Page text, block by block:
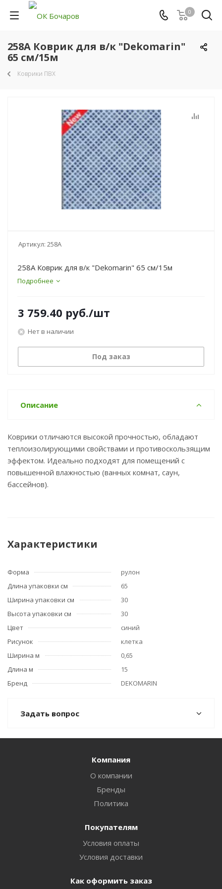
0
258A Коврик для в/к "Dekomarin"
65 см/15м
Коврики ПВХ
Артикул: 258A
258A Коврик для в/к "Dekomarin" 65 см/15м
Подробнее
3 759.40 руб./шт
Нет в наличии
Под заказ
Описание
Коврики отличаются высокой прочностью, обладают
теплоизолирующими свойствами и противоскользящим
эффектом. Идеально подходят для помещений с
повышенной влажностью (ванных комнат, саун,
бассейнов).
Характеристики
Форма
рулон
Длина упаковки см
65
Ширина упаковки см
30
Высота упаковки см
30
Цвет
синий
Рисунок
клетка
Ширина м
0,65
Длина м
15
Бренд
DEKOMARIN
Задать вопрос
Компания
О компании
Бренды
Политика
Покупателям
Условия оплаты
Условия доставки
Как оформить заказ